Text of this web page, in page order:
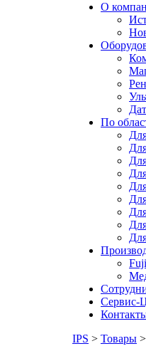
О
По
Сервис-
IPS > Товары >